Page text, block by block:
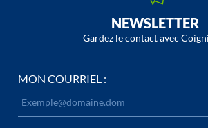
NEWSLETTER
Gardez le contact avec
MON COURRIEL :